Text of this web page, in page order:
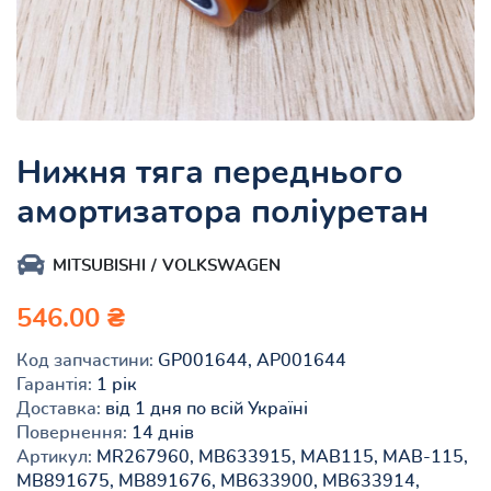
Нижня тяга переднього
амортизатора поліуретан
MITSUBISHI VOLKSWAGEN
546.00 ₴
Код запчастини: GP001644, AP001644
Гарантія: 1 рік
Доставка: від 1 дня по всій Україні
Повернення: 14 днів
Артикул: MR267960, MB633915, MAB115, MAB-115,
MB891675, MB891676, MB633900, MB633914,